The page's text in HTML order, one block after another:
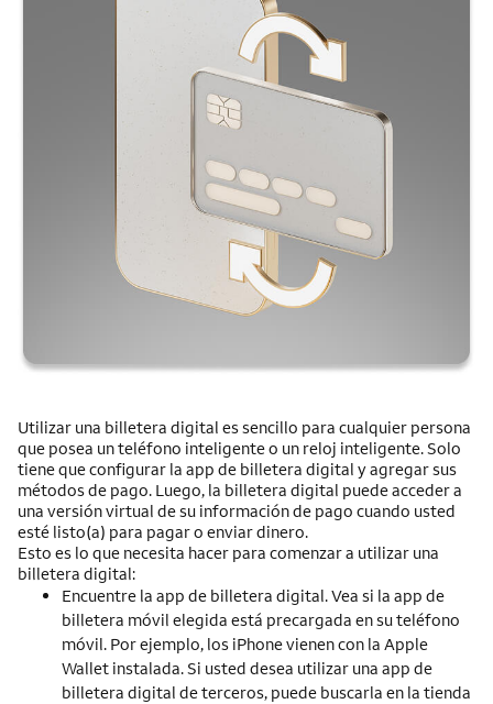
Utilizar una billetera digital es sencillo para cualquier persona
que posea un teléfono inteligente o un reloj inteligente. Solo
tiene que configurar la app de billetera digital y agregar sus
métodos de pago. Luego, la billetera digital puede acceder a
una versión virtual de su información de pago cuando usted
esté listo(a) para pagar o enviar dinero.
Esto es lo que necesita hacer para comenzar a utilizar una
billetera digital:
Encuentre la app de billetera digital. Vea si la app de
billetera móvil elegida está precargada en su teléfono
móvil. Por ejemplo, los iPhone vienen con la Apple
Wallet instalada. Si usted desea utilizar una app de
billetera digital de terceros, puede buscarla en la tienda